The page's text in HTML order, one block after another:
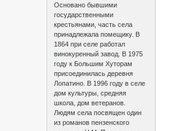
Основано бывшими
государственными
крестьянами, часть села
принадлежала помещику. В
1864 при селе работал
винокуренный завод. В 1975
году к Большим Хуторам
присоединилась деревня
Лопатино. В 1996 году в селе
дом культуры, средняя
школа, дом ветеранов.
Людям села посвящен один
из романов пензенского